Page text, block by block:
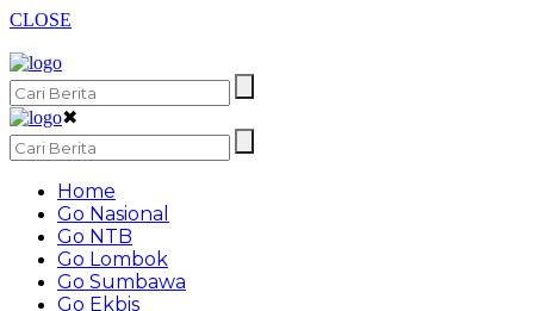
CLOSE
✖
Home
Go Nasional
Go NTB
Go Lombok
Go Sumbawa
Go Ekbis